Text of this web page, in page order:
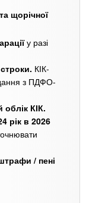
щорічної
у разі
КІК-
з ПДФО-
облік КІК.
рік в 2026
/ пені